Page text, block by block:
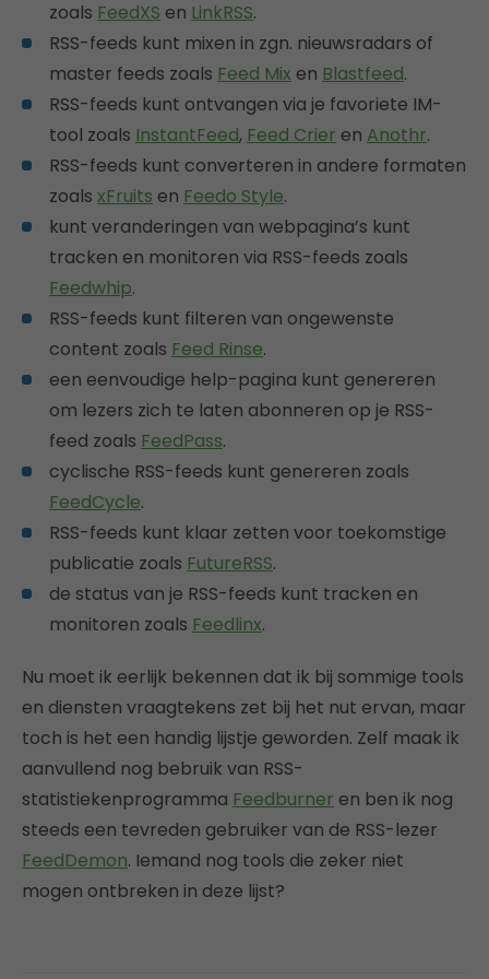
zoals FeedXS en LinkRSS.
RSS-feeds kunt mixen in zgn. nieuwsradars of
master feeds zoals Feed Mix en Blastfeed.
RSS-feeds kunt ontvangen via je favoriete IM-
tool zoals InstantFeed, Feed Crier en Anothr.
RSS-feeds kunt converteren in andere formaten
zoals xFruits en Feedo Style.
kunt veranderingen van webpagina’s kunt
tracken en monitoren via RSS-feeds zoals
Feedwhip.
RSS-feeds kunt filteren van ongewenste
content zoals Feed Rinse.
een eenvoudige help-pagina kunt genereren
om lezers zich te laten abonneren op je RSS-
feed zoals FeedPass.
cyclische RSS-feeds kunt genereren zoals
FeedCycle.
RSS-feeds kunt klaar zetten voor toekomstige
publicatie zoals FutureRSS.
de status van je RSS-feeds kunt tracken en
monitoren zoals Feedlinx.
Nu moet ik eerlijk bekennen dat ik bij sommige tools
en diensten vraagtekens zet bij het nut ervan, maar
toch is het een handig lijstje geworden. Zelf maak ik
aanvullend nog bebruik van RSS-
statistiekenprogramma Feedburner en ben ik nog
steeds een tevreden gebruiker van de RSS-lezer
FeedDemon. Iemand nog tools die zeker niet
mogen ontbreken in deze lijst?